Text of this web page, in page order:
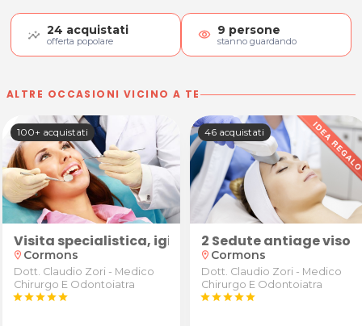
24 acquistati
offerta popolare visibility 9 persone
stanno guardando
ALTRE OCCASIONI VICINO A TE
piega
100+ acquistati
Visita specialistica, igiene dentale e
location_on Cormons
Dott. Claudio Zori - Medico
Chirurgo E Odontoiatra
starstarstarstarstar
46 acquistati
2 Sedute antiage viso
location_on Cormons
Dott. Claudio Zori - Medico
Chirurgo E Odontoiatra
starstarstarstarstar